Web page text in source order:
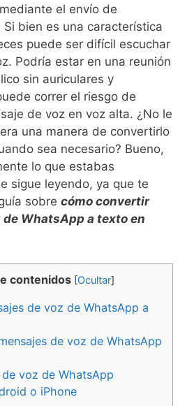
el envío de
bien es una característica
puede ser difícil escuchar
Podría estar en una reunión
sin auriculares y
correr el riesgo de
de voz en voz alta. ¿No le
una manera de convertirlo
sea necesario? Bueno,
lo que estabas
sigue leyendo, ya que te
sobre cómo convertir
WhatsApp a texto en
contenidos [Ocultar]
de voz de WhatsApp a
de voz de WhatsApp
de voz de WhatsApp
o iPhone